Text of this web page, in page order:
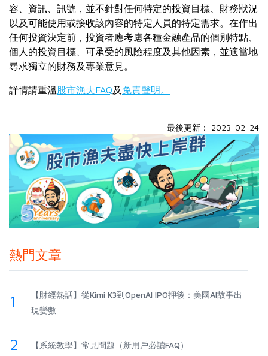
容、資訊、訊號，並不針對任何特定的投資目標、財務狀況
以及可能使用或接收該內容的特定人員的特定需求。在作出
任何投資決定前，投資者應考慮各種金融產品的個別特點、
個人的投資目標、可承受的風險程度及其他因素，並適當地
尋求獨立的財務及專業意見。
詳情請重溫 股市漁夫FAQ及 免責聲明。
最後更新： 2023-02-24
熱門文章
1
【財經熱話】從Kimi K3到OpenAI IPO押後：美國AI故事出
現變數
2 【系統教學】常見問題（新用戶必讀FAQ）